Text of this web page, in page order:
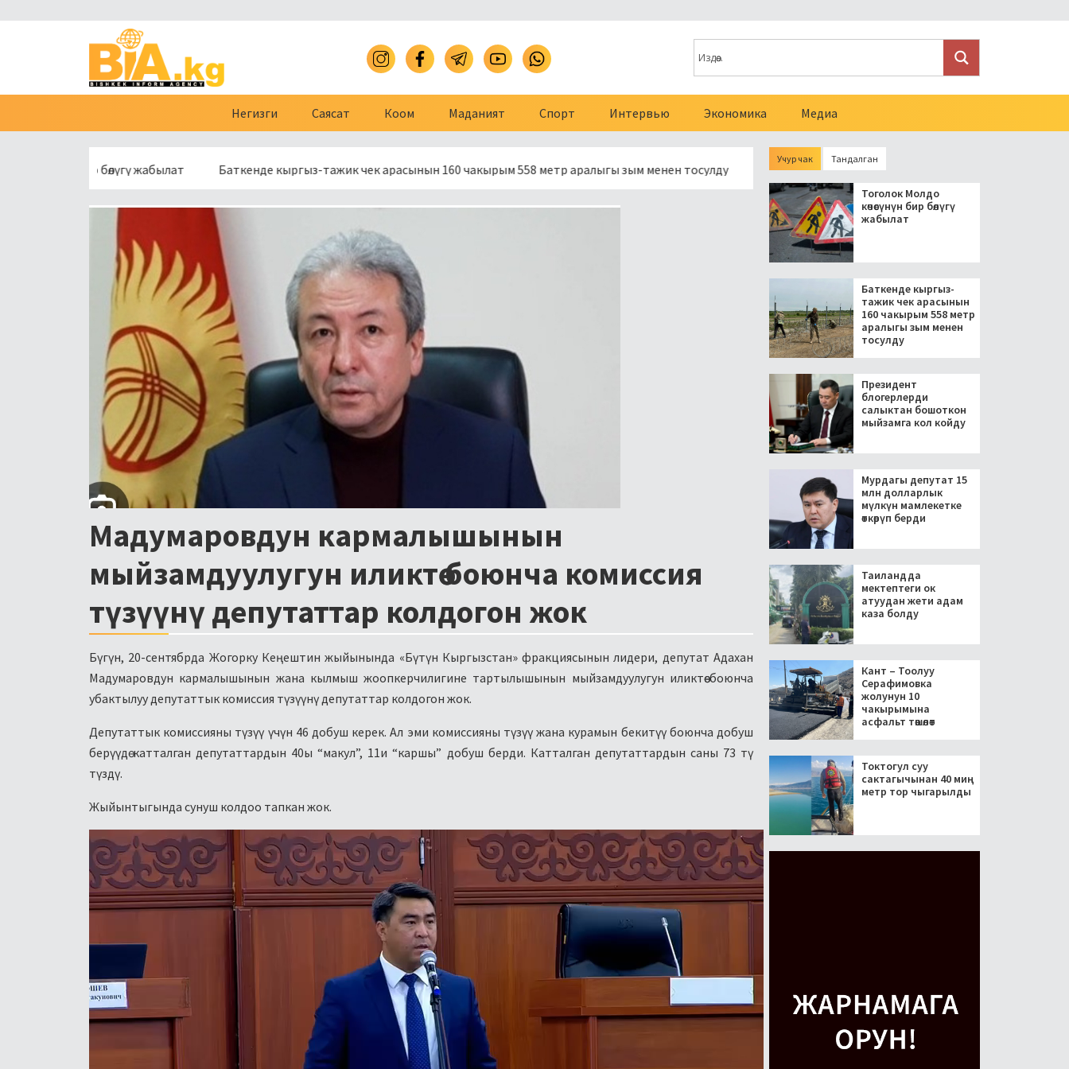
Негизги Саясат Коом Маданият Спорт Интервью Экономика Медиа
бир бөлүгү жабылат Баткенде кыргыз-тажик чек арасынын 160 чакырым 558 метр аралыгы зым менен тосулду Президент блогерлерди салыктан бошоткон мыйзамга кол
Мадумаровдун кармалышынын
мыйзамдуулугун иликтөө боюнча комиссия
түзүүнү депутаттар колдогон жок
Бүгүн, 20-сентябрда Жогорку Кеңештин жыйынында «Бүтүн Кыргызстан» фракциясынын лидери, депутат Адахан
Мадумаровдун кармалышынын жана кылмыш жоопкерчилигине тартылышынын мыйзамдуулугун иликтөө боюнча
убактылуу депутаттык комиссия түзүүнү депутаттар колдогон жок.
Депутаттык комиссияны түзүү үчүн 46 добуш керек. Ал эми комиссияны түзүү жана курамын бекитүү боюнча добуш
берүүдө катталган депутаттардын 40ы “макул”, 11и “каршы” добуш берди. Катталган депутаттардын саны 73 тү
түздү.
Жыйынтыгында сунуш колдоо тапкан жок.
Учур чак Тандалган
Тоголок Молдо
көчөсүнүн бир бөлүгү
жабылат
Баткенде кыргыз-
тажик чек арасынын
160 чакырым 558 метр
аралыгы зым менен
тосулду
Президент
блогерлерди
салыктан бошоткон
мыйзамга кол койду
Мурдагы депутат 15
млн долларлык
мүлкүн мамлекетке
өткөрүп берди
Таиландда
мектептеги ок
атуудан жети адам
каза болду
Кант – Тоолуу
Серафимовка
жолунун 10
чакырымына
асфальт төшөлөт
Токтогул суу
сактагычынан 40 миң
метр тор чыгарылды